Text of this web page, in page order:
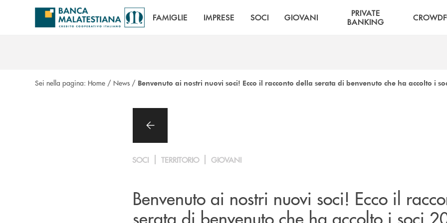
Salta al contenuto principale
FAMIGLIE IMPRESE SOCI GIOVANI
PRIVATE
BANKING
Sei nella pagina: Home / News / Benvenuto ai nostri nuovi soci! Ecco il racconto della serata di benvenuto che ha accolto i
SOCI TERRITORIO GIOVANI
Benvenuto ai nostri nuovi soci! Ecco il
serata di benvenuto che ha accolto i soci